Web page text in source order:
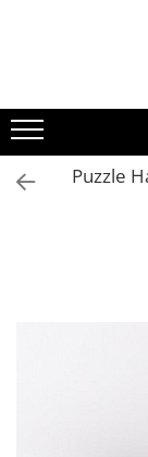
1-2 ani
3-4 ani
5-7 ani
Puzzle